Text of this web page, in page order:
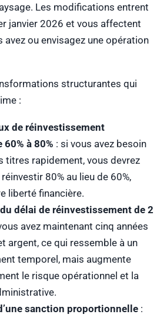
Les modifications entrent
janvier 2026 et vous affectent
ou envisagez une opération
structurantes qui
:
de réinvestissement
à 80% : si vous avez besoin
titres rapidement, vous devrez
80% au lieu de 60%,
liberté financière.
délai de réinvestissement de 2
avez maintenant cinq années
argent, ce qui ressemble à un
temporel, mais augmente
le risque opérationnel et la
sanction proportionnelle :